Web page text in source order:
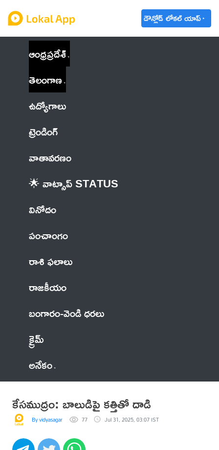
డౌన్లోడ్ లోకల్ యాప్
ఆంధ్రప్రదేశ్
తెలంగాణ
ఉద్యోగాలు
ట్రెండింగ్
వాతావరణం
🌟 వాట్సాప్ STATUS
వినోదం
పంచాంగం
రాశి ఫలాలు
రాజకీయం
బంగారం-వెండి ధరలు
క్రైమ్
అనేకం
కేసముద్రం: బాలుడిపై కత్తితో దాడి
By vidyasagar 77 Jul 31, 2025, 03:07 IST